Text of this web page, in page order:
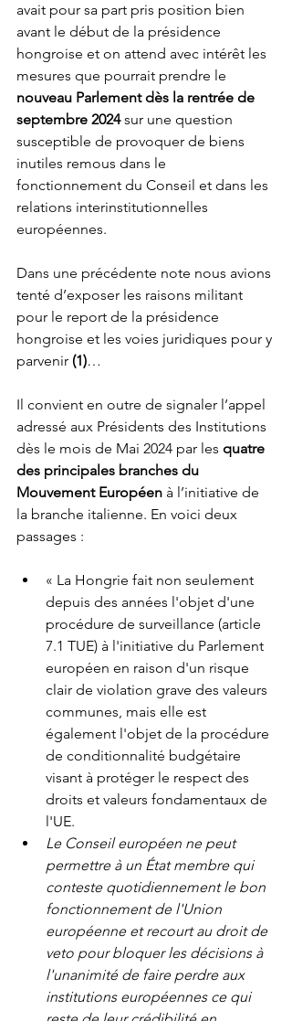
avait pour sa part pris position bien
avant le début de la présidence
hongroise et on attend avec intérêt les
mesures que pourrait prendre le
nouveau Parlement dès la rentrée de
septembre 2024 sur une question
susceptible de provoquer de biens
inutiles remous dans le
fonctionnement du Conseil et dans les
relations interinstitutionnelles
européennes.
Dans une précédente note nous avions
tenté d’exposer les raisons militant
pour le report de la présidence
hongroise et les voies juridiques pour y
parvenir (1)…
Il convient en outre de signaler l’appel
adressé aux Présidents des Institutions
dès le mois de Mai 2024 par les quatre
des principales branches du
Mouvement Européen à l’initiative de
la branche italienne. En voici deux
passages :
« La Hongrie fait non seulement
depuis des années l'objet d'une
procédure de surveillance (article
7.1 TUE) à l'initiative du Parlement
européen en raison d'un risque
clair de violation grave des valeurs
communes, mais elle est
également l'objet de la procédure
de conditionnalité budgétaire
visant à protéger le respect des
droits et valeurs fondamentaux de
l'UE.
Le Conseil européen ne peut
permettre à un État membre qui
conteste quotidiennement le bon
fonctionnement de l'Union
européenne et recourt au droit de
veto pour bloquer les décisions à
l'unanimité de faire perdre aux
institutions européennes ce qui